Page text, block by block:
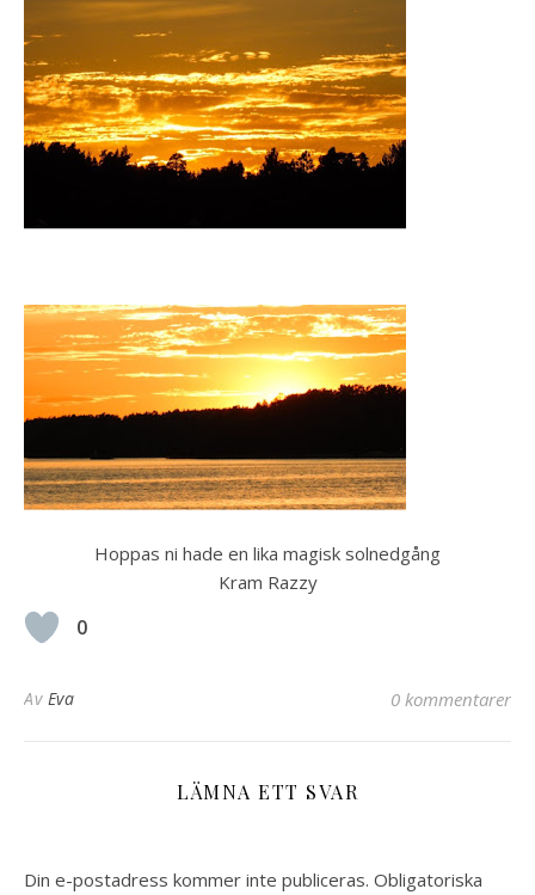
Hoppas ni hade en lika magisk solnedgång
Kram Razzy
0
Av Eva 0 kommentarer
LÄMNA ETT SVAR
Din e-postadress kommer inte publiceras. Obligatoriska